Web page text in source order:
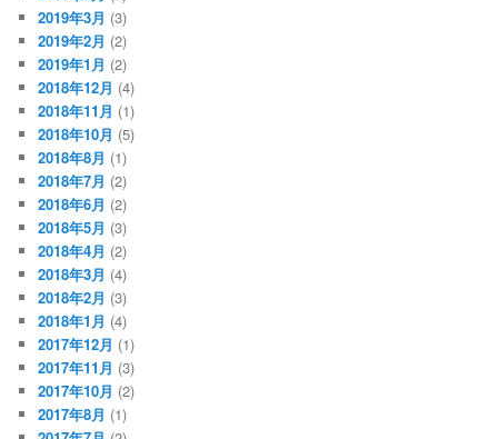
2019年3月 (3)
2019年2月 (2)
2019年1月 (2)
2018年12月 (4)
2018年11月 (1)
2018年10月 (5)
2018年8月 (1)
2018年7月 (2)
2018年6月 (2)
2018年5月 (3)
2018年4月 (2)
2018年3月 (4)
2018年2月 (3)
2018年1月 (4)
2017年12月 (1)
2017年11月 (3)
2017年10月 (2)
2017年8月 (1)